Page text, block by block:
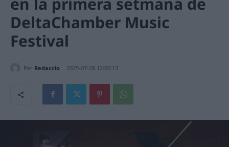
DeltaChamber Music
Festival
Per Redaccio 2025-07-28 12:00:13